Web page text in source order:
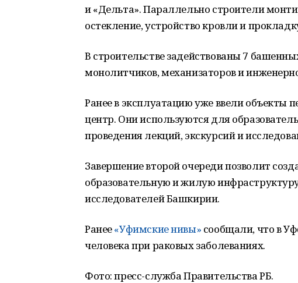
и «Дельта». Параллельно строители
остекление, устройство кровли и
В строительстве задействованы 7
монолитчиков, механизаторов и
Ранее в эксплуатацию уже ввели объекты
центр. Они используются для
проведения лекций, экскурсий и
Завершение второй очереди позволит
образовательную и жилую
исследователей Башкирии.
Ранее«Уфимские нивы» сообщали, что в
человека при раковых заболеваниях.
Фото: пресс-служба Правительства РБ.